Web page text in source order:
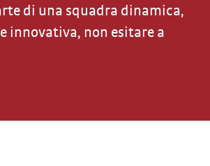
di una squadra dinamica,
innovativa, non esitare a